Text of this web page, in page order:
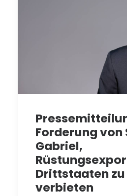
Forderung von
Gabriel,
Drittstaaten zu
verbieten